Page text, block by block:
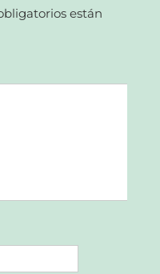
están